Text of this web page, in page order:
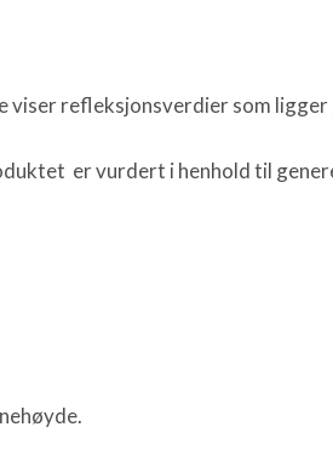
viser refleksjonsverdier som
er vurdert i henhold til